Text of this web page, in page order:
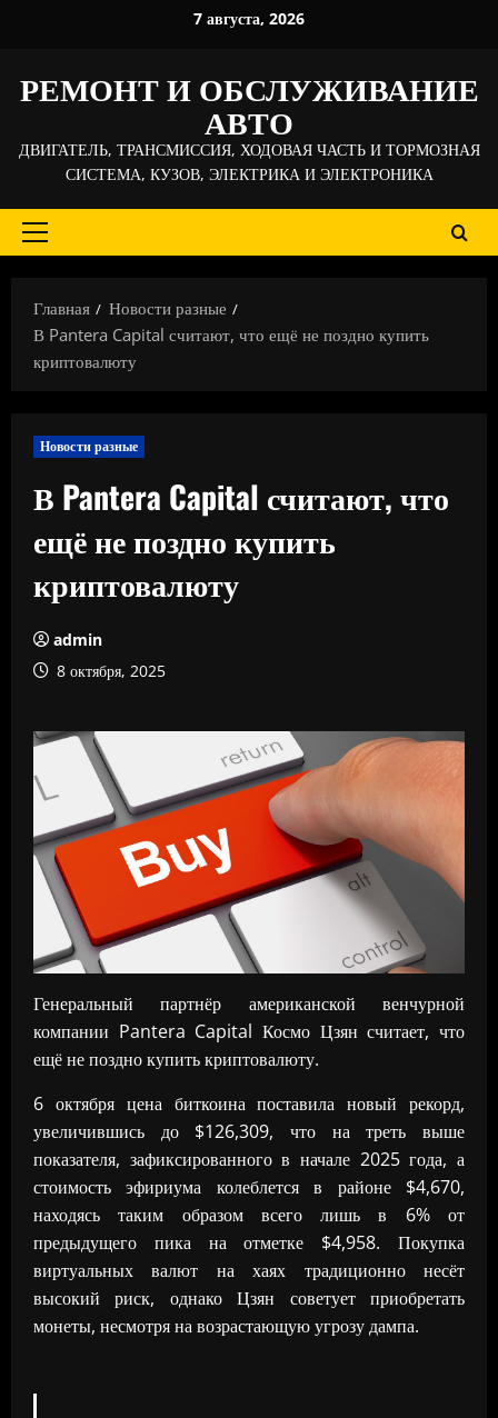
7 августа, 2026
РЕМОНТ И ОБСЛУЖИВАНИЕ
АВТО
ДВИГАТЕЛЬ, ТРАНСМИССИЯ, ХОДОВАЯ ЧАСТЬ И ТОРМОЗНАЯ
СИСТЕМА, КУЗОВ, ЭЛЕКТРИКА И ЭЛЕКТРОНИКА
Основное
Главная
Новости разные
В Pantera Capital считают, что ещё не поздно купить
криптовалюту
Новости разные
В Pantera Capital считают, что
ещё не поздно купить
криптовалюту
admin
8 октября, 2025
Генеральный партнёр американской венчурной
компании Pantera Capital Космо Цзян считает, что
ещё не поздно купить криптовалюту.
6 октября цена биткоина поставила новый рекорд,
увеличившись до $126,309, что на треть выше
показателя, зафиксированного в начале 2025 года, а
стоимость эфириума колеблется в районе $4,670,
находясь таким образом всего лишь в 6% от
предыдущего пика на отметке $4,958. Покупка
виртуальных валют на хаях традиционно несёт
высокий риск, однако Цзян советует приобретать
монеты, несмотря на возрастающую угрозу дампа.